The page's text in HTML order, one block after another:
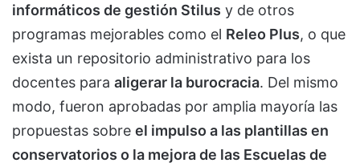
informáticos de gestión Stilus y de otros
programas mejorables como el Releo Plus, o que
exista un repositorio administrativo para los
docentes para aligerar la burocracia. Del mismo
modo, fueron aprobadas por amplia mayoría las
propuestas sobre el impulso a las plantillas en
conservatorios o la mejora de las Escuelas de